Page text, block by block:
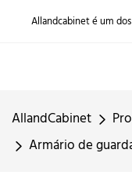
Allandcabinet é um
AllandCabinet
Armário de